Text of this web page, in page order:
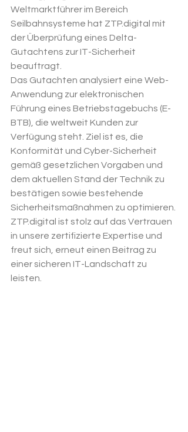
Weltmarktführer im Bereich
Seilbahnsysteme hat ZTP.digital mit
der Überprüfung eines Delta-
Gutachtens zur IT-Sicherheit
beauftragt.
Das Gutachten analysiert eine Web-
Anwendung zur elektronischen
Führung eines Betriebstagebuchs (E-
BTB), die weltweit Kunden zur
Verfügung steht. Ziel ist es, die
Konformität und Cyber-Sicherheit
gemäß gesetzlichen Vorgaben und
dem aktuellen Stand der Technik zu
bestätigen sowie bestehende
Sicherheitsmaßnahmen zu optimieren.
ZTP.digital ist stolz auf das Vertrauen
in unsere zertifizierte Expertise und
freut sich, erneut einen Beitrag zu
einer sicheren IT-Landschaft zu
leisten.